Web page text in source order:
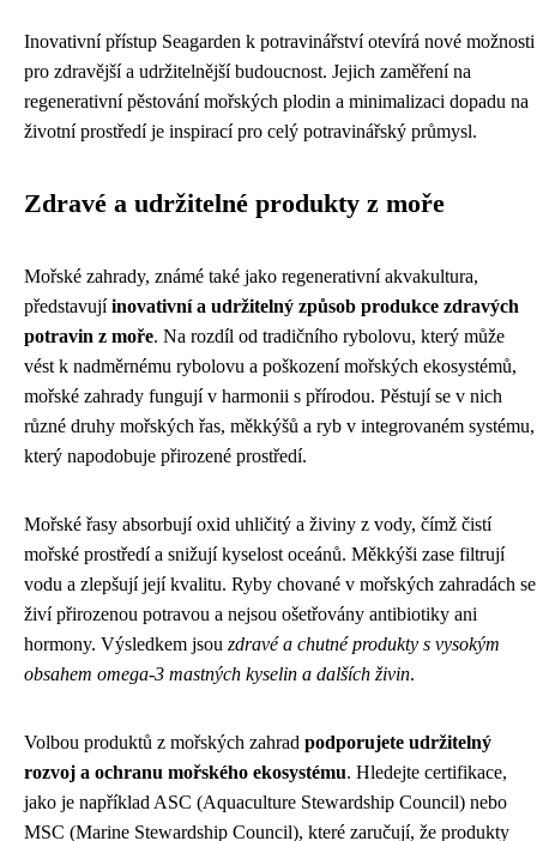
Inovativní přístup Seagarden k potravinářství otevírá nové možnosti
pro zdravější a udržitelnější budoucnost. Jejich zaměření na
regenerativní pěstování mořských plodin a minimalizaci dopadu na
životní prostředí je inspirací pro celý potravinářský průmysl.
Zdravé a udržitelné produkty z moře
Mořské zahrady, známé také jako regenerativní akvakultura,
představujíinovativní a udržitelný způsob produkce zdravých
potravin z moře. Na rozdíl od tradičního rybolovu, který může
vést k nadměrnému rybolovu a poškození mořských ekosystémů,
mořské zahrady fungují v harmonii s přírodou. Pěstují se v nich
různé druhy mořských řas, měkkýšů a ryb v integrovaném systému,
který napodobuje přirozené prostředí.
Mořské řasy absorbují oxid uhličitý a živiny z vody, čímž čistí
mořské prostředí a snižují kyselost oceánů. Měkkýši zase filtrují
vodu a zlepšují její kvalitu. Ryby chované v mořských zahradách se
živí přirozenou potravou a nejsou ošetřovány antibiotiky ani
hormony. Výsledkem jsou zdravé a chutné produkty s vysokým
obsahem omega-3 mastných kyselin a dalších živin.
Volbou produktů z mořských zahrad podporujete udržitelný
rozvoj a ochranu mořského ekosystému. Hledejte certifikace,
jako je například ASC (Aquaculture Stewardship Council) nebo
MSC (Marine Stewardship Council), které zaručují, že produkty